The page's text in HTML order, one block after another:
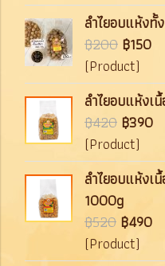
ลำไยอบแห้งทั้
฿200 ฿150
(Product)
ลำไยอบแห้งเ
฿420 ฿390
(Product)
ลำไยอบแห้งเ
1000g
฿520 ฿490
(Product)